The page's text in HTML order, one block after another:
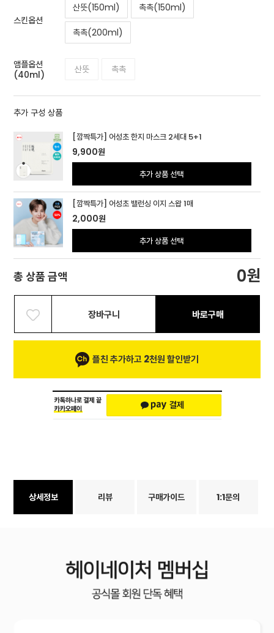
스킨옵션
산뜻(150ml) 촉촉(150ml)
촉촉(200ml)
앰플옵션
(40ml)
산뜻 촉촉
추가 구성 상품
[깜짝특가] 어성초 한지 마스크 2세대 5+1
9,900원
추가 상품 선택
[깜짝특가] 어성초 밸런싱 이지 스왑 1매
2,000원
추가 상품 선택
총 상품 금액 0원
장바구니 바로구매
플친 추가하고 2천원 할인받기
상세정보 리뷰 구매가이드 1:1문의